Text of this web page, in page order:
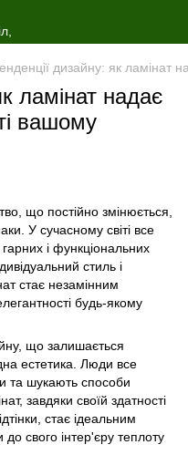
дизайну: як ламінат
ламінат надає
вашому
що постійно змінюється,
У сучасному світі все
і функціональних
стиль і
стає незамінним
будь-якому
що залишається
естетика. Люди все
та шукають способи
завдяки своїй здатності
стає ідеальним
свого інтер'єру теплоту